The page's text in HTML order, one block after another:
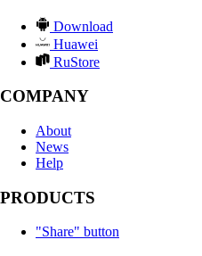
Download
Huawei
RuStore
COMPANY
About
News
Help
PRODUCTS
"Share" button